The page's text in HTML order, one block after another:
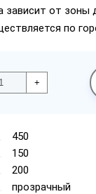
зависит от зоны
по
+
450
150
200
прозрачный